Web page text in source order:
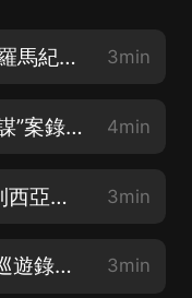
80. 1944年解放意大利首都羅馬紀實錄像：“王冠行動”戰鬥及入城現場 3min
79. 險炸死希特勒的“七月密謀”案錄像，納粹院長法庭上咆哮辱罵被告 4min
78. 德皇和奧匈太子等訪加利西亞戰區錄像，神聖羅馬帝國皇帝曾孫出鏡 3min
77. 1930年代中國商埠城市巡遊錄像，山東青島和江蘇蘇州等地 3min